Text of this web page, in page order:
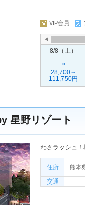
VIP会員
8/8（土）
○
28,700～
111,750円
星野リゾート
わさラッシュ！
住所 熊本
交通